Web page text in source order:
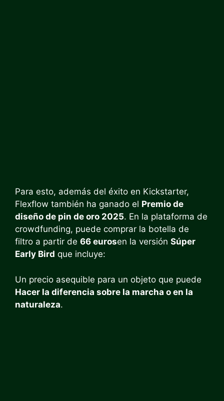
Para esto, además del éxito en Kickstarter,
Flexflow también ha ganado el Premio de
diseño de pin de oro 2025. En la plataforma de
crowdfunding, puede comprar la botella de
filtro a partir de 66 eurosen la versión Súper
Early Bird que incluye:
Un precio asequible para un objeto que puede
Hacer la diferencia sobre la marcha o en la
naturaleza.